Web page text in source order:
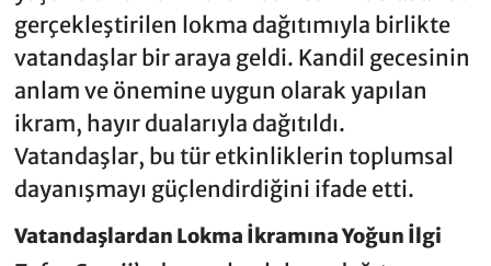
gerçekleştirilen lokma dağıtımıyla birlikte
vatandaşlar bir araya geldi. Kandil gecesinin
anlam ve önemine uygun olarak yapılan
ikram, hayır dualarıyla dağıtıldı.
Vatandaşlar, bu tür etkinliklerin toplumsal
dayanışmayı güçlendirdiğini ifade etti.
Vatandaşlardan Lokma İkramına Yoğun İlgi